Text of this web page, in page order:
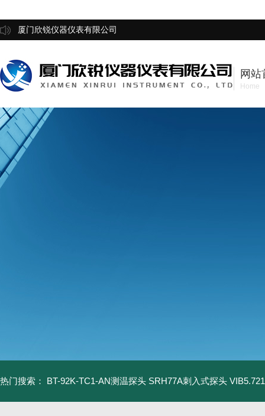
厦门欣锐仪器仪表有限公司
网站
Home
热门搜索： BT-92K-TC1-AN测温探头 SRH77A刺入式探头